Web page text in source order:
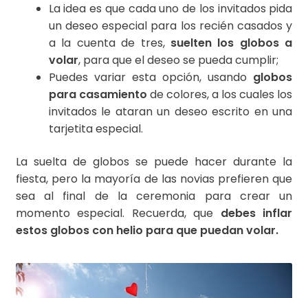
La idea es que cada uno de los invitados pida
un deseo especial para los recién casados y
a la cuenta de tres, suelten los globos a
volar, para que el deseo se pueda cumplir;
Puedes variar esta opción, usando globos
para casamiento de colores, a los cuales los
invitados le ataran un deseo escrito en una
tarjetita especial.
La suelta de globos se puede hacer durante la
fiesta, pero la mayoría de las novias prefieren que
sea al final de la ceremonia para crear un
momento especial. Recuerda, que debes inflar
estos globos con helio para que puedan volar.